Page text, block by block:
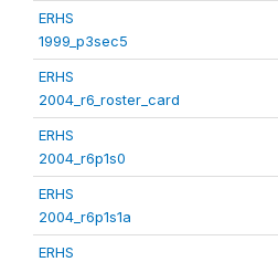
ERHS
1999_p3sec5
ERHS
2004_r6_roster_card
ERHS
2004_r6p1s0
ERHS
2004_r6p1s1a
ERHS